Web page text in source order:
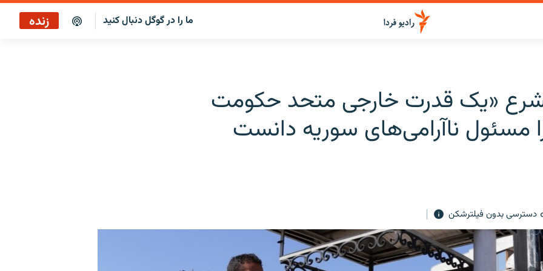
ما را در گوگل دنبال کنید زنده
«یک قدرت خارجی متحد حکومت
مسئول ناآرامی‌های سوریه دانست
دسترسی بدون فیلترشکن